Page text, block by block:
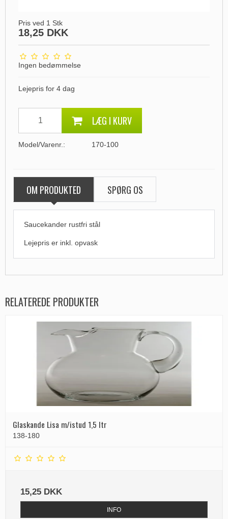
Pris ved 1 Stk
18,25 DKK
Ingen bedømmelse
Lejepris for 4 dag
LÆG I KURV
Model/Varenr.: 170-100
OM PRODUKTED SPØRG OS
Saucekander rustfri stål
Lejepris er inkl. opvask
RELATEREDE PRODUKTER
Glaskande Lisa m/istud 1,5 ltr
138-180
15,25 DKK
INFO